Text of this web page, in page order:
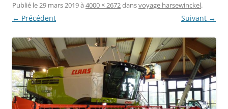
Publié le29 mars 2019à 4000 × 2672dansvoyage harsewinckel.
← Précédent Suivant →